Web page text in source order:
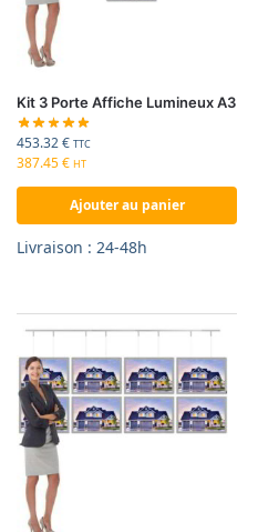
Kit 3 Porte Affiche Lumineux A3
453.32€ TTC
387.45€ HT
Ajouter au panier
Livraison : 24-48h